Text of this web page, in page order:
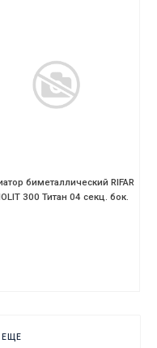
биметаллический RIFAR
300 Титан 04 секц. бок.
ЕЩЕ